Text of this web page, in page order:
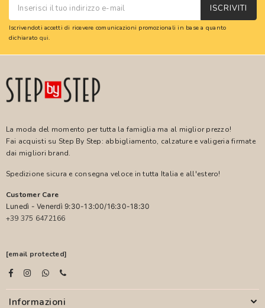
ISCRIVITI
Iscrivendoti accetti di ricevere comunicazioni promozionali in base a quanto
dichiarato qui.
La moda del momento per tutta la famiglia ma al miglior prezzo!
Fai acquisti su Step By Step: abbigliamento, calzature e valigeria firmate
dai migliori brand.
Spedizione sicura e consegna veloce in tutta Italia e all'estero!
Customer Care
Lunedì - Venerdì 9:30-13:00/16:30-18:30
+39 375 6472166
[email protected]
Informazioni